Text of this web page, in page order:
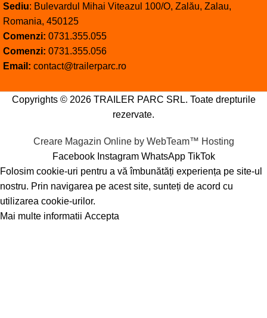
Sediu: Bulevardul Mihai Viteazul 100/O, Zalău, Zalau,
Romania, 450125
Comenzi: 0731.355.055
Comenzi: 0731.355.056
Email: contact@trailerparc.ro
Copyrights © 2026 TRAILER PARC SRL. Toate drepturile
rezervate.
Creare Magazin Online by WebTeam™ Hosting
Facebook Instagram WhatsApp TikTok
Folosim cookie-uri pentru a vă îmbunătăți experiența pe site-ul
nostru. Prin navigarea pe acest site, sunteți de acord cu
utilizarea cookie-urilor.
Mai multe informatii Accepta